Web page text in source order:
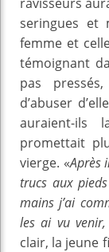
seringues et
femme et
témoignant
pas
d’abuser
auraient-ils
promettait
vierge. «Après
trucs aux
mains j’ai
les ai vu
clair, la jeune